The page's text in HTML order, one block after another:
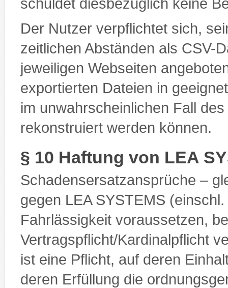
Der Nutzer verpflichtet sich,
zeitlichen Abständen als CSV-
jeweiligen Webseiten
exportierten Dateien in
im unwahrscheinlichen Fall
rekonstruiert werden können.
§ 10 Haftung von LEA
Schadensersatzansprüche –
gegen LEA SYSTEMS
Fahrlässigkeit voraussetzen,
Vertragspflicht/Kardinalpflicht
ist eine Pflicht, auf deren
deren Erfüllung die